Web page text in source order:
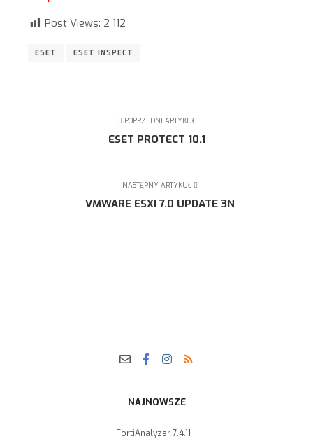
Post Views: 2 112
ESET ESET INSPECT
POPRZEDNI ARTYKUŁ
ESET PROTECT 10.1
NASTĘPNY ARTYKUŁ
VMWARE ESXI 7.0 UPDATE 3N
NAJNOWSZE
FortiAnalyzer 7.4.11